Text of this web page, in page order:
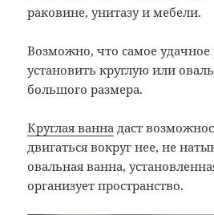
раковине, унитазу и мебели.
Возможно, что самое
установить круглую или
большого размера.
Круглая ванна даст
двигаться вокруг нее, не
овальная ванна,
организует пространство.